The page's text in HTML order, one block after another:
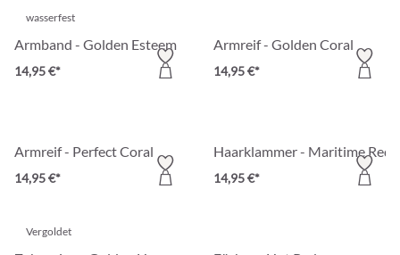
wasserfest
Armband - Golden Esteem
14,95 €*
Armreif - Golden Coral
14,95 €*
Armreif - Perfect Coral
14,95 €*
Haarklammer - Maritime Red
14,95 €*
Vergoldet